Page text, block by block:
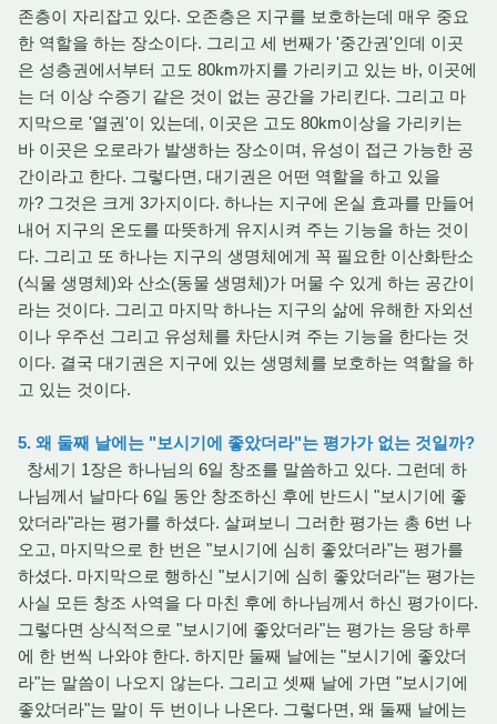
존층이 자리잡고 있다. 오존층은 지구를 보호하는데 매우 중요
한 역할을 하는 장소이다. 그리고 세 번째가 '중간권'인데 이곳
은 성층권에서부터 고도 80km까지를 가리키고 있는 바, 이곳에
는 더 이상 수증기 같은 것이 없는 공간을 가리킨다. 그리고 마
지막으로 '열권'이 있는데, 이곳은 고도 80km이상을 가리키는
바 이곳은 오로라가 발생하는 장소이며, 유성이 접근 가능한 공
간이라고 한다. 그렇다면, 대기권은 어떤 역할을 하고 있을
까? 그것은 크게 3가지이다. 하나는 지구에 온실 효과를 만들어
내어 지구의 온도를 따뜻하게 유지시켜 주는 기능을 하는 것이
다. 그리고 또 하나는 지구의 생명체에게 꼭 필요한 이산화탄소
(식물 생명체)와 산소(동물 생명체)가 머물 수 있게 하는 공간이
라는 것이다. 그리고 마지막 하나는 지구의 삶에 유해한 자외선
이나 우주선 그리고 유성체를 차단시켜 주는 기능을 한다는 것
이다. 결국 대기권은 지구에 있는 생명체를 보호하는 역할을 하
고 있는 것이다.
5. 왜 둘째 날에는 "보시기에 좋았더라"는 평가가 없는 것일까?
창세기 1장은 하나님의 6일 창조를 말씀하고 있다. 그런데 하
나님께서 날마다 6일 동안 창조하신 후에 반드시 "보시기에 좋
았더라"라는 평가를 하셨다. 살펴보니 그러한 평가는 총 6번 나
오고, 마지막으로 한 번은 "보시기에 심히 좋았더라"는 평가를
하셨다. 마지막으로 행하신 "보시기에 심히 좋았더라"는 평가는
사실 모든 창조 사역을 다 마친 후에 하나님께서 하신 평가이다.
그렇다면 상식적으로 "보시기에 좋았더라"는 평가는 응당 하루
에 한 번씩 나와야 한다. 하지만 둘째 날에는 "보시기에 좋았더
라"는 말씀이 나오지 않는다. 그리고 셋째 날에 가면 "보시기에
좋았더라"는 말이 두 번이나 나온다. 그렇다면, 왜 둘째 날에는